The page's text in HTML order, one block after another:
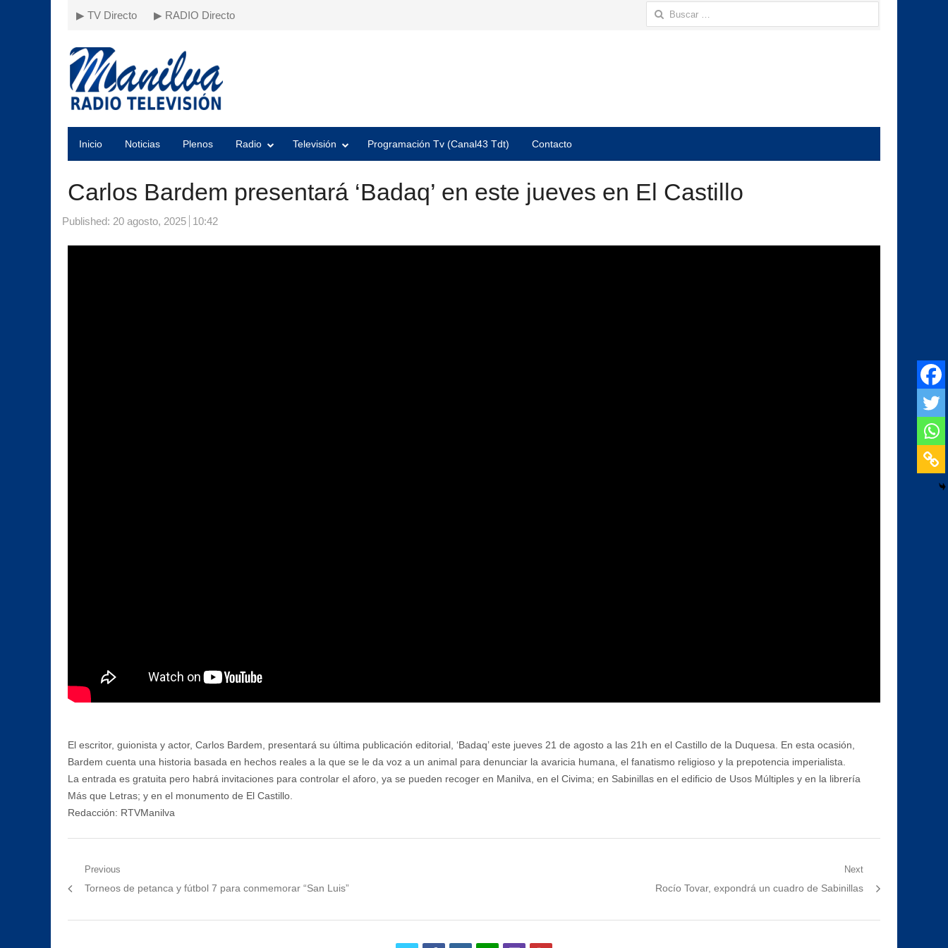
▶ TV Directo ▶ RADIO Directo Buscar:
Inicio Noticias Plenos Radio Televisión Programación Tv (Canal43 Tdt) Contacto
Carlos Bardem presentará ‘Badaq’ en este jueves en El Castillo
Published: 20 agosto, 2025 10:42
El escritor, guionista y actor, Carlos Bardem, presentará su última publicación editorial, ‘Badaq’ este jueves 21 de agosto a las 21h en el Castillo de la Duquesa. En esta ocasión,
Bardem cuenta una historia basada en hechos reales a la que se le da voz a un animal para denunciar la avaricia humana, el fanatismo religioso y la prepotencia imperialista.
La entrada es gratuita pero habrá invitaciones para controlar el aforo, ya se pueden recoger en Manilva, en el Civima; en Sabinillas en el edificio de Usos Múltiples y en la librería
Más que Letras; y en el monumento de El Castillo.
Redacción: RTVManilva
Navegación
de
entradas
Previous
Previous
Torneos de petanca y fútbol 7 para conmemorar “San Luis”
Next
Next
Rocío Tovar, expondrá un cuadro de Sabinillas